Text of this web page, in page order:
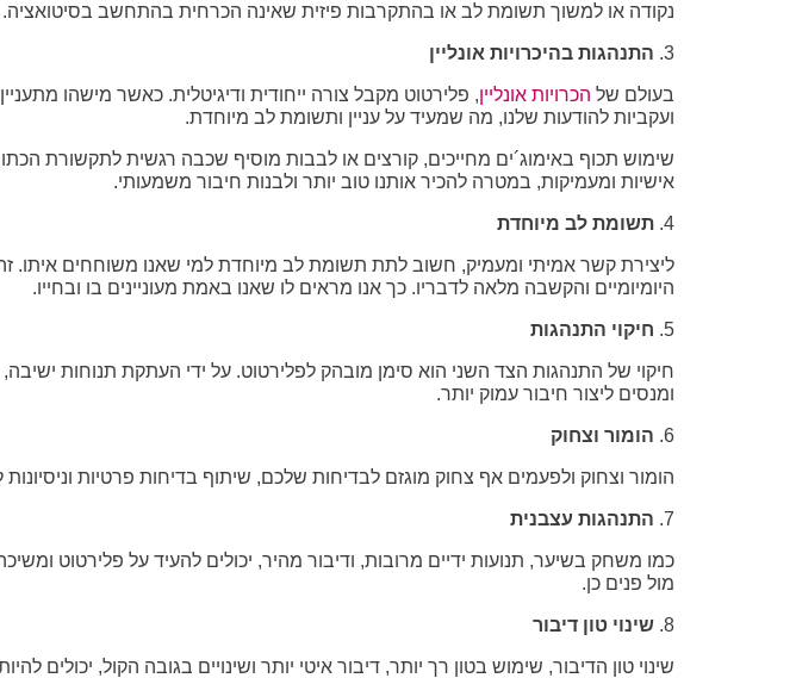
נקודה או למשוך תשומת לב או בהתקרבות פיזית שאינה הכרחית בהתחשב בסיטואציה.
3. התנהגות בהיכרויות אונליין
בעולם של הכרויות אונליין, פלירטוט מקבל צורה ייחודית ודיגיטלית. כאשר מישהו
ועקביות להודעות שלנו, מה שמעיד על עניין ותשומת לב מיוחדת.
שימוש תכוף באימוג´ים מחייכים, קורצים או לבבות מוסיף שכבה רגשית לתקשורת
אישיות ומעמיקות, במטרה להכיר אותנו טוב יותר ולבנות חיבור משמעותי.
4. תשומת לב מיוחדת
ליצירת קשר אמיתי ומעמיק, חשוב לתת תשומת לב מיוחדת למי שאנו משוחחים איתו. זה
היומיומיים והקשבה מלאה לדבריו. כך אנו מראים לו שאנו באמת מעוניינים בו ובחייו.
5. חיקוי התנהגות
חיקוי של התנהגות הצד השני הוא סימן מובהק לפלירטוט. על ידי העתקת תנוחות
ומנסים ליצור חיבור עמוק יותר.
6. הומור וצחוק
הומור וצחוק ולפעמים אף צחוק מוגזם לבדיחות שלכם, שיתוף בדיחות פרטיות
7. התנהגות עצבנית
כמו משחק בשיער, תנועות ידיים מרובות, ודיבור מהיר, יכולים להעיד על פלירטוט
מול פנים כן.
8. שינוי טון דיבור
שינוי טון הדיבור, שימוש בטון רך יותר, דיבור איטי יותר ושינויים בגובה הקול,